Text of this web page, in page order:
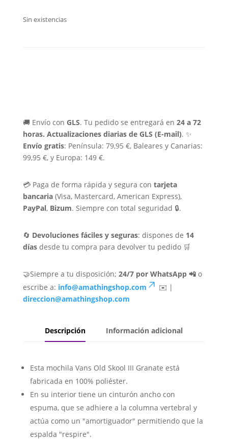
Sin existencias
🚚 Envío con GLS. Tu pedido se entregará en 24 a 72
horas. Actualizaciones diarias de GLS (E-mail). ✨
Envío gratis: Península: 79,95 €, Baleares y Canarias:
99,95 €, y Europa: 149 €.
💳 Paga de forma rápida y segura con tarjeta
bancaria(Visa, Mastercard, American Express),
PayPal, Bizum. Siempre con total seguridad 🔒.
🔄 Devoluciones fáciles y seguras: dispones de 14
díasdesde tu compra para devolver tu pedido 🛒
🤝Siempre a tu disposición; 24/7 por WhatsApp 📲o
escribe a: info@amathingshop.com
✉️ |
direccion@amathingshop.com
Descripción Información adicional
Esta mochila Vans Old Skool III Granate está
fabricada en 100% poliéster.
En su interior tiene un cinturón ancho con
espuma, que se adhiere a la columna vertebral y
actúa como un "amortiguador" permitiendo que la
espalda "respire".